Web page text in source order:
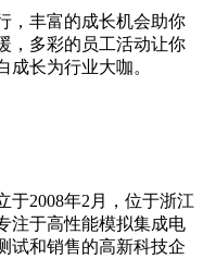
，丰富的成长机会助你
，多彩的员工活动让你
成长为行业大咖。
于2008年2月，位于浙江
注于高性能模拟集成电
试和销售的高新科技企